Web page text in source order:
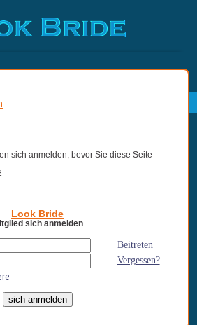
sich anmelden, bevor Sie diese Seite
Look Bride
sich anmelden
Beitreten
Vergessen?